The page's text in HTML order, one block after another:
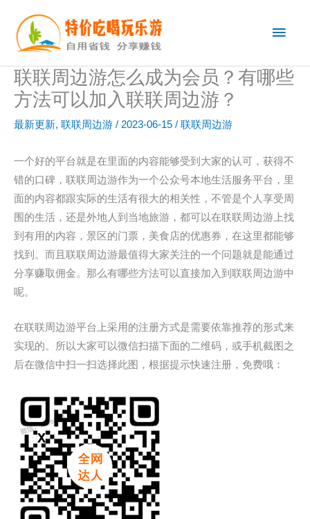
容
主
菜
联联周边游怎么成为会员？有哪些
方法可以加入联联周边游？
最新更新, 联联周边游 / 2023-06-15 / 联联周边游
一个好的平台就是在里面的内容能够受到大家的认可，获得不
错的口碑，联联周边游作为一个公众号本地生活服务平台，里
面的内容都跟实际的生活有很大的相关性，不管是个人享受周
围的生活，还是外地人到当地旅游，都可以在联联周边游上找
到有用的内容，景区的门票，美食店的优惠券，在这里都能够
找到。而且联联周边游最值得大家关注的一个问题就是能通过
分享赚取佣金。那么有哪些方法可以直接加入到联联周边游中
呢。
在联联周边游平台上采用的注册方式是需要依靠推荐的形式来
实现的。所以大家可以微信扫描下面的二维码，或手机截图之
后在微信中扫一扫选择此图，根据提示快速注册，免费哦：